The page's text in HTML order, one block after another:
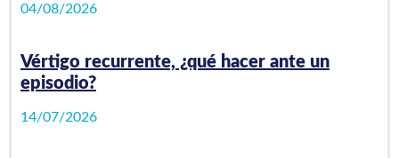
04/08/2026
Vértigo recurrente, ¿qué hacer ante un
episodio?
14/07/2026